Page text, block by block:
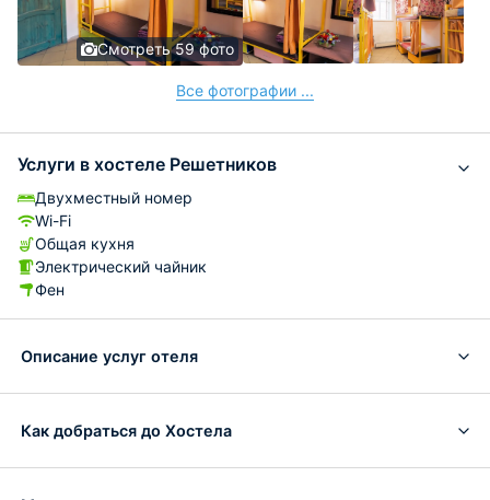
Смотреть 59 фото
Все фотографии ...
Услуги в хостеле Решетников
Двухместный номер
Wi-Fi
Общая кухня
Электрический чайник
Фен
Описание услуг отеля
Как добраться до Хостела